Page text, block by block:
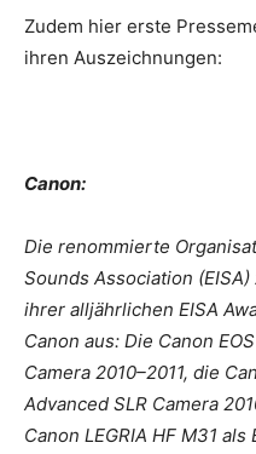
Zudem hier erste
ihren Auszeichnungen:
Canon:
Die renommierte
Sounds Association
ihrer alljährlichen EISA
Canon aus: Die Canon
Camera 2010–2011, die
Advanced SLR Camera
Canon LEGRIA HF M31